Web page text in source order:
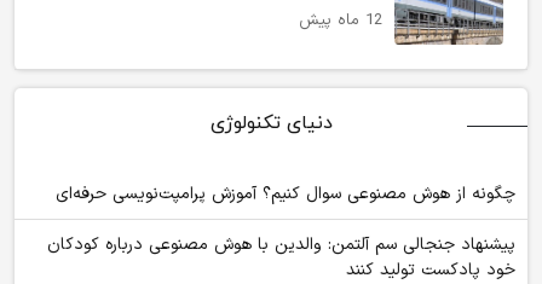
12 ماه پیش
دنیای تکنولوژی
چگونه از هوش مصنوعی سوال کنیم؟ آموزش پرامپت‌نویسی حرفه‌ای
پیشنهاد جنجالی سم آلتمن: والدین با هوش مصنوعی درباره کودکان
خود پادکست تولید کنند